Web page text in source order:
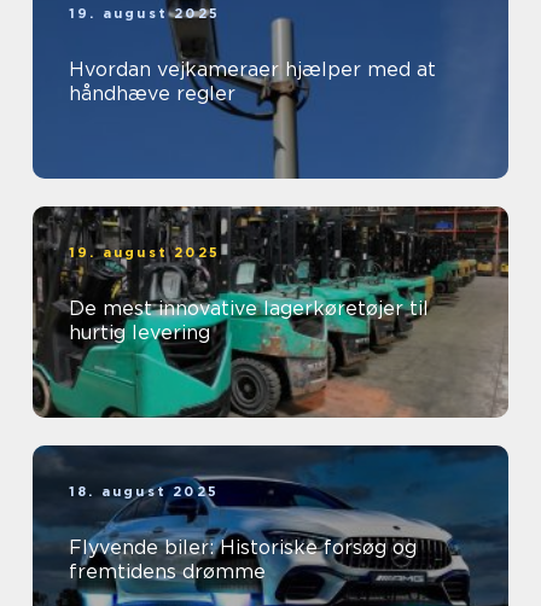
19. august 2025
Hvordan vejkameraer hjælper med at
håndhæve regler
19. august 2025
De mest innovative lagerkøretøjer til
hurtig levering
18. august 2025
Flyvende biler: Historiske forsøg og
fremtidens drømme